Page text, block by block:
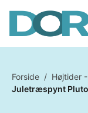
Forside / Højtider
Juletræspynt Pluto